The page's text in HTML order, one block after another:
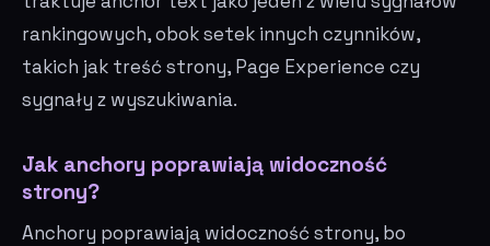
rankingowych, obok setek innych czynników,
takich jak treść strony, Page Experience czy
sygnały z wyszukiwania.
Jak anchory poprawiają widoczność
strony?
Anchory poprawiają widoczność strony, bo